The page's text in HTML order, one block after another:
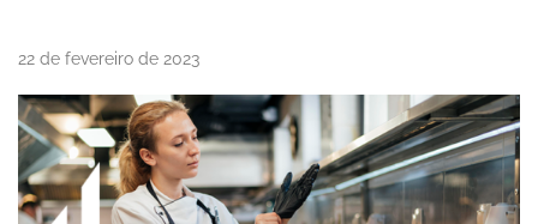
22 de fevereiro de 2023